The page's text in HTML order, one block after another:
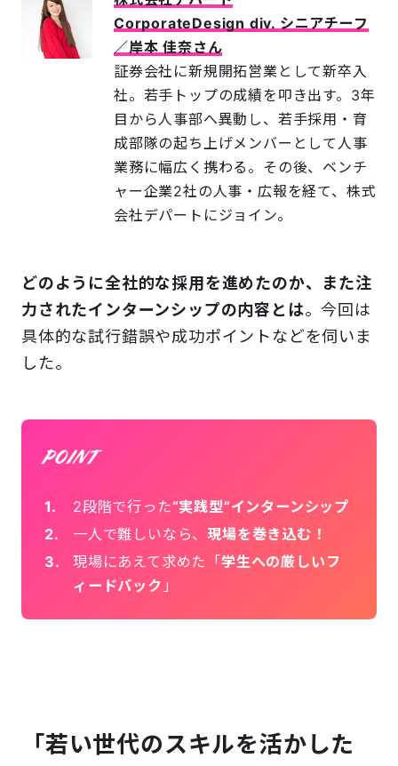
CorporateDesign div. シニアチーフ
／岸本 佳奈さん
証券会社に新規開拓営業として新卒入
社。若手トップの成績を叩き出す。3年
目から人事部へ異動し、若手採用・育
成部隊の起ち上げメンバーとして人事
業務に幅広く携わる。その後、ベンチ
ャー企業2社の人事・広報を経て、株式
会社デパートにジョイン。
どのように全社的な採用を進めたのか、また注
力されたインターンシップの内容とは。今回は
具体的な試行錯誤や成功ポイントなどを伺いま
した。
2段階で行った“実践型”インターンシップ
一人で難しいなら、現場を巻き込む！
現場にあえて求めた「 学生への厳しいフ
ィードバック 」
「若い世代のスキルを活かした